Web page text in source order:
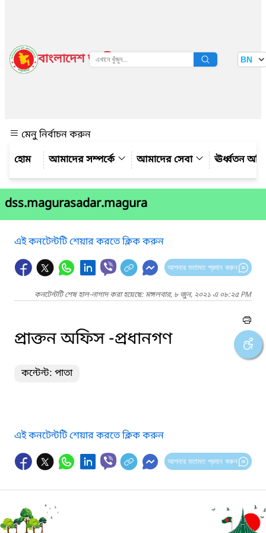
বাংলাদেশ জাতীয় তথ্য বাতায়ন BN
মেনু নির্বাচন করুন
আমাদের সম্পর্কে
আমাদের সেবা ঊর্ধ্বতন
dss.magurasadar.magura
এই কনটেন্টটি শেয়ার করতে ক্লিক করুন
আপনার মতামত প্রদান করুন
কনটেন্টটি শেষ হাল-নাগাদ করা হয়েছে: মঙ্গলবার, ৮ জুন, ২০২১ এ ০৮:২৫ PM
প্রাক্তন অফিস -প্রধানগণ
কন্টেন্ট: পাতা
এই কনটেন্টটি শেয়ার করতে ক্লিক করুন
আপনার মতামত প্রদান করুন